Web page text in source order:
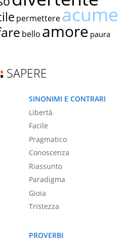
permettereacume
bello amore paura
SAPERE
SINONIMI E CONTRARI
Libertà
Facile
Pragmatico
Conoscenza
Riassunto
Paradigma
Gioia
Tristezza
PROVERBI